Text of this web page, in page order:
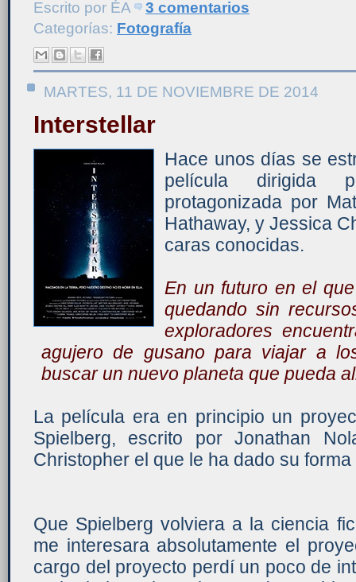
Escrito por ÉA
3 comentarios
Categorías: Fotografía
MARTES, 11 DE NOVIEMBRE DE 2014
Interstellar
Hace unos días se
película dirigida
protagonizada por
Hathaway, y Jessica
caras conocidas.
En un futuro en el
quedando sin
exploradores
agujero de gusano para viajar a
buscar un nuevo planeta que pueda
La película era en principio un
Spielberg, escrito por Jonathan
Christopher el que le ha dado su forma
Que Spielberg volviera a la ciencia
me interesara absolutamente el
cargo del proyecto perdí un poco de